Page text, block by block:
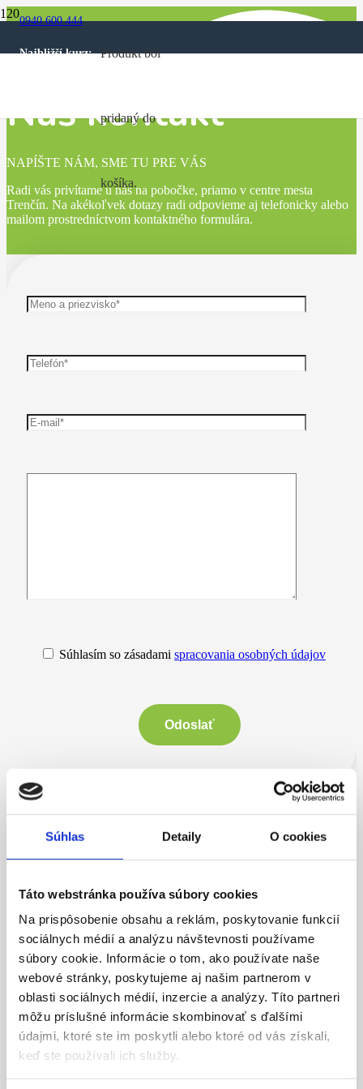
Súhlas Detaily O cookies
Táto webstránka používa súbory cookies
Na prispôsobenie obsahu a reklám, poskytovanie funkcií
sociálnych médií a analýzu návštevnosti používame
súbory cookie. Informácie o tom, ako používate naše
webové stránky, poskytujeme aj našim partnerom v
oblasti sociálnych médií, inzercie a analýzy. Títo partneri
môžu príslušné informácie skombinovať s ďalšími
údajmi, ktoré ste im poskytli alebo ktoré od vás získali,
keď ste používali ich služby.
0940 600 444
Najbližší kurz: Produktbol
pridaný do
košíka.
Náš kontakt
NAPÍŠTE NÁM, SME TU PRE VÁS
Radi vás privítame u nás na pobočke, priamo v centre mesta
Trenčín. Na akékoľvek dotazy radi odpovieme aj telefonicky alebo
mailom prostredníctvom kontaktného formulára.
Súhlasím so zásadami spracovania osobných údajov
NÁŠ KONTAKT
Napíšte nám, sme tu pre
Vás
Radi vás privítame u nás na pobočke v meste Trenčín. Na
akékoľvek dotazy radi odpovieme aj telefonicky alebo mailom
prostredníctvom kontaktného formulára.
Námestie SNP 7, 911 01 Trenčín
0940 600 444
trencin@easyautoskola.sk